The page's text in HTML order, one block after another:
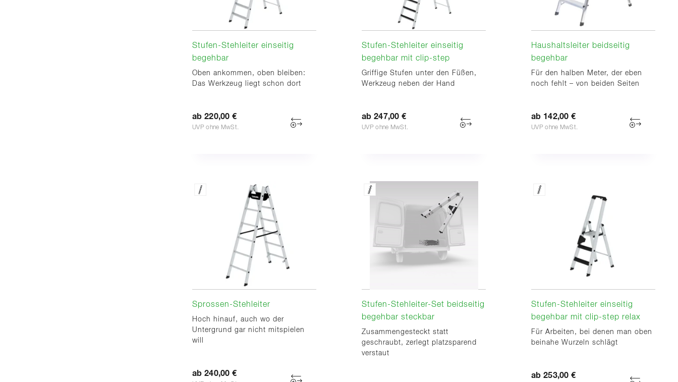
Stufen-Stehleiter einseitig
begehbar
Oben ankommen, oben bleiben:
Das Werkzeug liegt schon dort
ab 220,00 €
UVP ohne MwSt.
Stufen-Stehleiter einseitig
begehbar mit clip-step
Griffige Stufen unter den Füßen,
Werkzeug neben der Hand
ab 247,00 €
UVP ohne MwSt.
Haushaltsleiter beidseitig
begehbar
Für den halben Meter, der eben
noch fehlt – von beiden Seiten
ab 142,00 €
UVP ohne MwSt.
Sprossen-Stehleiter
Hoch hinauf, auch wo der
Untergrund gar nicht mitspielen
will
ab 240,00 €
Stufen-Stehleiter-Set beidseitig
begehbar steckbar
Zusammengesteckt statt
geschraubt, zerlegt platzsparend
verstaut
Stufen-Stehleiter einseitig
begehbar mit clip-step relax
Für Arbeiten, bei denen man oben
beinahe Wurzeln schlägt
ab 253,00 €